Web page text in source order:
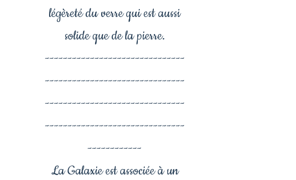
légèreté du verre qui est aussi
solide que de la pierre.
-------------------------------
-------------------------------
-------------------------------
-------------------------------
------------
La Galaxie est associée à un